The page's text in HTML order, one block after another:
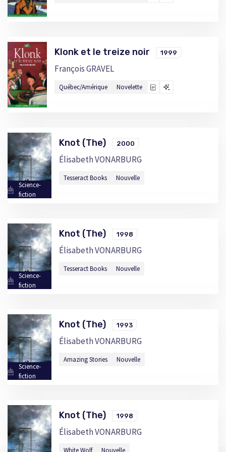
Klonk et le treize noir 1999
François GRAVEL
Québec/Amérique Novelette
Science-
fiction
Knot (The) 2000
Élisabeth VONARBURG
Tesseract Books Nouvelle
Science-
fiction
Knot (The) 1998
Élisabeth VONARBURG
Tesseract Books Nouvelle
Science-
fiction
Knot (The) 1993
Élisabeth VONARBURG
Amazing Stories Nouvelle
Knot (The) 1998
Élisabeth VONARBURG
White Wolf Nouvelle